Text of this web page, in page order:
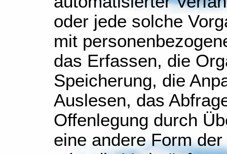
oder jede solche
mit
das Erfassen, die
Speicherung, die
Auslesen, das
Offenlegung durch
eine andere Form